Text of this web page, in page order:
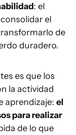
: el
el
de
duradero.
es que los
la actividad
aprendizaje: el
para realizar
de lo que